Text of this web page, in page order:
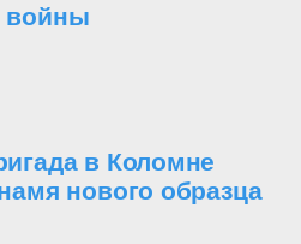
войны
в Коломне
нового образца